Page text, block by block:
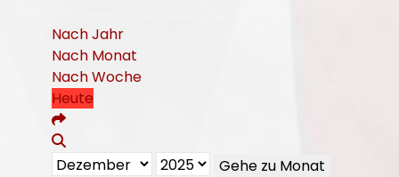
Nach Jahr
Nach Monat
Nach Woche
Heute
Gehe zu Monat